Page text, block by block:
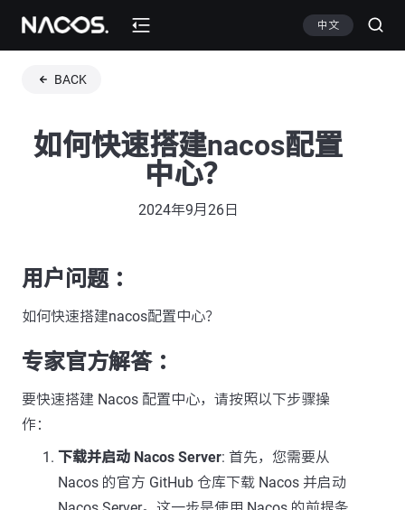
中文
BACK
如何快速搭建nacos配置
中心？
2024年9月26日
用户问题 ：
如何快速搭建nacos配置中心？
专家官方解答 ：
要快速搭建 Nacos 配置中心，请按照以下步骤操
作：
下载并启动 Nacos Server: 首先，您需要从
Nacos 的官方 GitHub 仓库下载 Nacos 并启动